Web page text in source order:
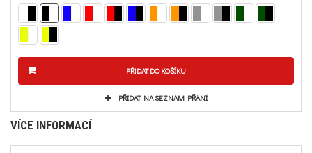
PŘIDAT DO KOŠÍKU
PŘIDAT NA SEZNAM PŘÁNÍ
VÍCE INFORMACÍ